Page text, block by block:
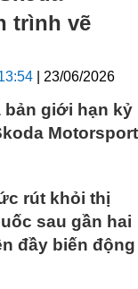
trình vẽ
| 23/06/2026
bản giới hạn kỷ
Motorsport
rút khỏi thị
sau gần hai
đầy biến động